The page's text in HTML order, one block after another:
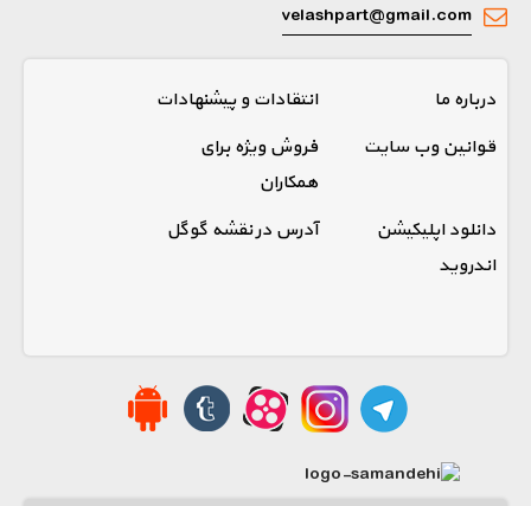
velashpart@gmail.com
درباره ما
انتقادات و پیشنهادات
قوانین وب سایت
فروش ویژه برای
همکاران
دانلود اپلیکیشن
اندروید
آدرس در نقشه گوگل